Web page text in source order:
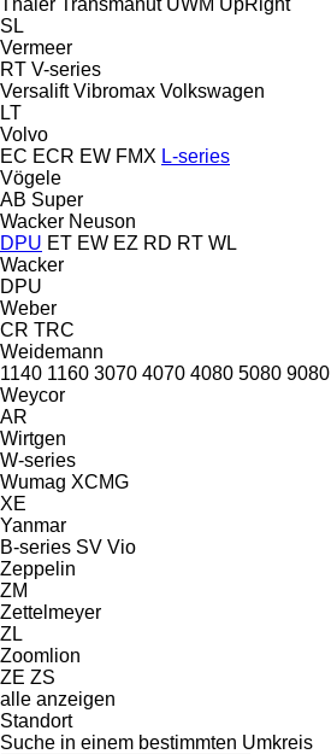
SL
Vermeer
RT V-series
Versalift Vibromax Volkswagen
LT
Volvo
EC ECR EW FMX L-series
Vögele
AB Super
Wacker Neuson
DPU ET EW EZ RD RT WL
Wacker
DPU
Weber
CR TRC
Weidemann
1140 1160 3070 4070 4080 5080 9080
Weycor
AR
Wirtgen
W-series
Wumag XCMG
XE
Yanmar
B-series SV Vio
Zeppelin
ZM
Zettelmeyer
ZL
Zoomlion
ZE ZS
alle anzeigen
Standort
Suche in einem bestimmten Umkreis